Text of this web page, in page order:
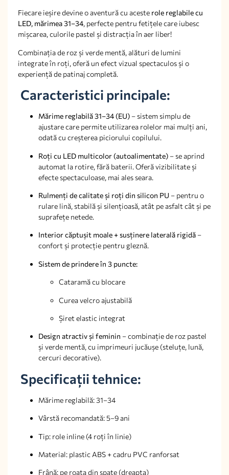
Fiecare ieșire devine o aventură cu aceste role reglabile cu
LED, mărimea 31–34, perfecte pentru fetițele care iubesc
mișcarea, culorile pastel și distracția în aer liber!
Combinația de roz și verde mentă, alături de lumini
integrate în roți, oferă un efect vizual spectaculos și o
experiență de patinaj completă.
Caracteristici principale:
Mărime reglabilă 31–34 (EU) – sistem simplu de
ajustare care permite utilizarea rolelor mai mulți ani,
odată cu creșterea piciorului copilului.
Roți cu LED multicolor (autoalimentate) – se aprind
automat la rotire, fără baterii. Oferă vizibilitate și
efecte spectaculoase, mai ales seara.
Rulmenți de calitate și roți din silicon PU – pentru o
rulare lină, stabilă și silențioasă, atât pe asfalt cât și pe
suprafețe netede.
Interior căptușit moale + susținere laterală rigidă –
confort și protecție pentru gleznă.
Sistem de prindere în 3 puncte:
Cataramă cu blocare
Curea velcro ajustabilă
Șiret elastic integrat
Design atractiv și feminin – combinație de roz pastel
și verde mentă, cu imprimeuri jucăușe (steluțe, lună,
cercuri decorative).
Specificații tehnice:
Mărime reglabilă: 31–34
Vârstă recomandată: 5–9 ani
Tip: role inline (4 roți în linie)
Material: plastic ABS + cadru PVC ranforsat
Frână: pe roata din spate (dreapta)